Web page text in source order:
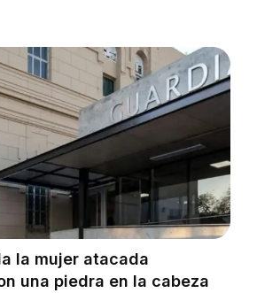
la mujer atacada
una piedra en la cabeza